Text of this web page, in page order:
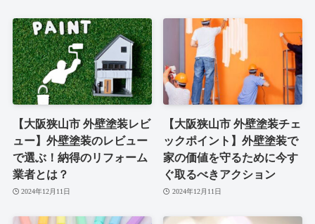
【大阪狭山市 外壁塗装レビ
ュー】外壁塗装のレビュー
で選ぶ！納得のリフォーム
業者とは？
2024年12月11日
【大阪狭山市 外壁塗装チェ
ックポイント】外壁塗装で
家の価値を守るために今す
ぐ取るべきアクション
2024年12月11日